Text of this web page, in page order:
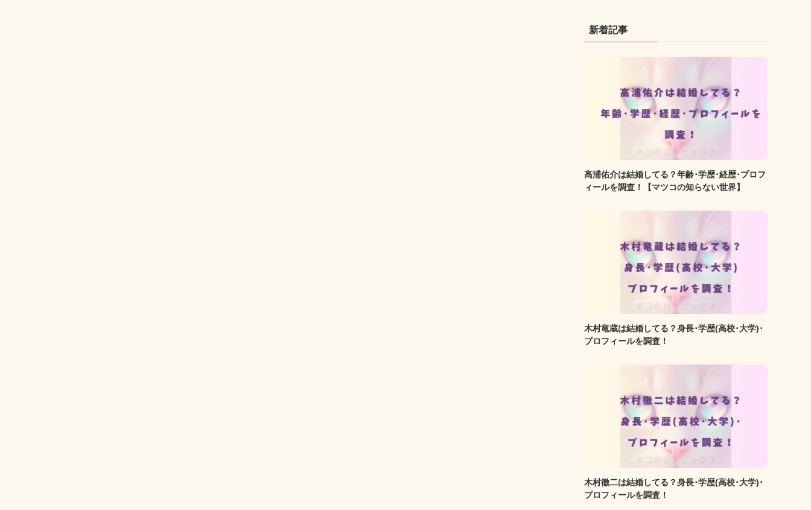
新着記事
髙浦佑介は結婚してる？年齢･学歴･経歴･プロフ
ィールを調査！【マツコの知らない世界】
木村竜蔵は結婚してる？身長･学歴(高校･大学)･
プロフィールを調査！
木村徹二は結婚してる？身長･学歴(高校･大学)･
プロフィールを調査！